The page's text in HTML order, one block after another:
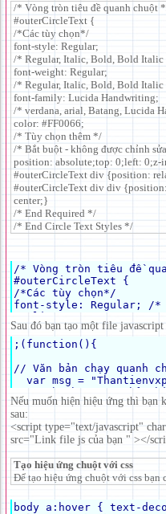
/* Vòng tròn tiêu đề quanh chuột
#outerCircleText {
/*Các tùy chọn*/
font-style: Regular;
/* Regular, Italic, Bold, Bold
font-weight: Regular;
/* Regular, Italic, Bold, Bold
font-family: Lucida Handwriting;
/* verdana, arial, Batang, Lucida
color: #FF0066;
/* Tùy chọn thêm */
/* Bắt buột - không được chỉnh
position: absolute;top: 0;left: 0;z-
#outerCircleText div {position:
#outerCircleText div div
center;}
/* End Required */
/* End Circle Text Styles */
Sau đó bạn tạo một file
Nếu muốn hiện hiệu ứng thì bạn
sau:
<script type="text/javascript"
src="Link file js của bạn " ></
Tạo hiệu ứng chuột với css
Để tạo hiệu ứng chuột với css bạn